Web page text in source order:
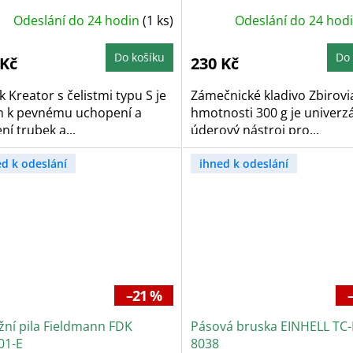
Odeslání do 24 hodin (1 ks)
Do košíku
Kreator s čelistmi typu S je
k pevnému uchopení a
trubek a...
Odeslání do 24
230 Kč
Zámečnické kladivo
hmotnosti 300 g je
úderový nástroj pro...
k odeslání
–21 %
pila Fieldmann FDK
E
ihned k odeslání
Pásová bruska EINHELL
8038